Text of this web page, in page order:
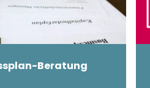
Beratung